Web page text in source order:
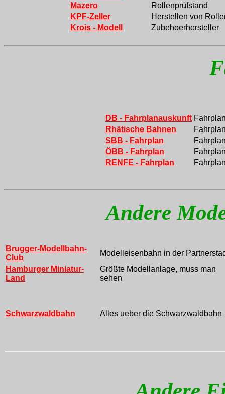
Mazero
Rollenprüfstand
KPF-Zeller
Herstellen von
Krois - Modell
Zubehoerhersteller
DB - Fahrplanauskunft
Rhätische Bahnen
SBB - Fahrplan
ÖBB - Fahrplan
RENFE - Fahrplan
Andere
Brugger-Modellbahn-
Club
Modelleisenbahn in der
Hamburger Miniatur-
Land
Größte Modellanlage, muss man
sehen
Schwarzwaldbahn Alles ueber die Schwarzwaldbahn